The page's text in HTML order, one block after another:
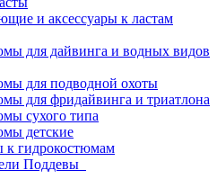
и аксессуары к ластам
для дайвинга и водных видов
для подводной охоты
для фридайвинга и триатлона
сухого типа
детские
к гидрокостюмам
Поддевы